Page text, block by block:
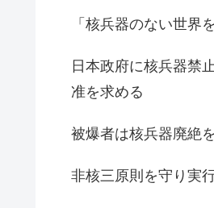
「核兵器のない世界を
日本政府に核兵器禁
准を求める
被爆者は核兵器廃絶
非核三原則を守り実